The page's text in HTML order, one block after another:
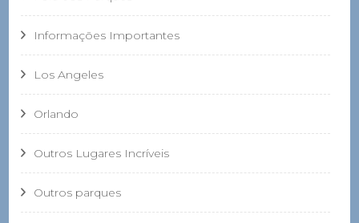
Informações Importantes
Los Angeles
Orlando
Outros Lugares Incríveis
Outros parques